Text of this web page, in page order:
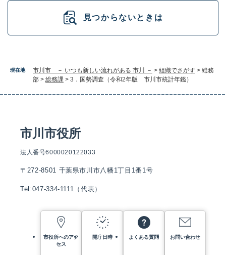
現在地 市川市 － いつも新しい流れがある 市川 － > 組織でさがす > 総務
部 > 総務課 > 3．国勢調査（令和2年版 市川市統計年鑑）
見つからないときは
市川市役所
法人番号6000020122033
〒272-8501 千葉県市川市八幡1丁目1番1号
Tel:047-334-1111（代表）
市役所へのアク
セス
開庁日時 よくある質問 お問い合わせ